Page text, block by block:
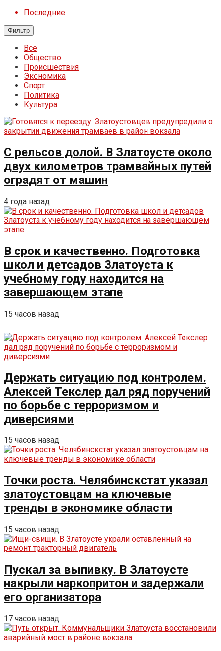
Последние
Фильтр
Все
Общество
Происшествия
Экономика
Спорт
Политика
Культура
С рельсов долой. В Златоусте около
двух километров трамвайных путей
оградят от машин
4 года назад
В срок и качественно. Подготовка
школ и детсадов Златоуста к
учебному году находится на
завершающем этапе
15 часов назад
Держать ситуацию под контролем.
Алексей Текслер дал ряд поручений
по борьбе с терроризмом и
диверсиями
15 часов назад
Точки роста. Челябинскстат указал
златоустовцам на ключевые
тренды в экономике области
15 часов назад
Пускал за выпивку. В Златоусте
накрыли наркопритон и задержали
его организатора
17 часов назад